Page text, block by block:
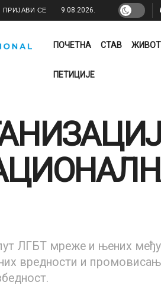
ПРИЈАВИ СЕ 9.08.2026.
ПОЧЕТНА СТАВ ЖИВОТ
ПЕТИЦИЈЕ
ЛГБТ мреже и њених
вредности и